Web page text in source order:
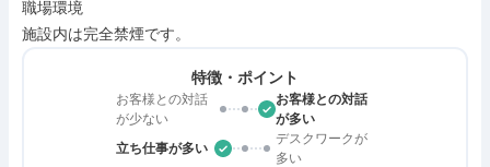
職場環境
施設内は完全禁煙です。
特徴・ポイント
お客様との対話
が少ない
お客様との対話
が多い
立ち仕事が多い
デスクワークが
多い